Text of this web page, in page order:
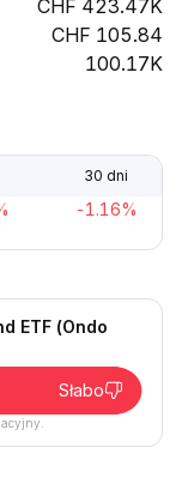
423.47K
105.84
100.17K
30 dni
-1.16%
ETF (Ondo
Słabo